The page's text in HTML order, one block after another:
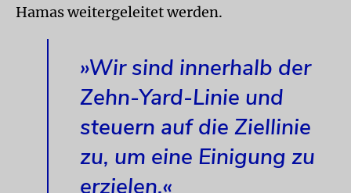
Hamas weitergeleitet werden.
»Wir sind innerhalb der
Zehn-Yard-Linie und
steuern auf die Ziellinie
zu, um eine Einigung zu
erzielen.«